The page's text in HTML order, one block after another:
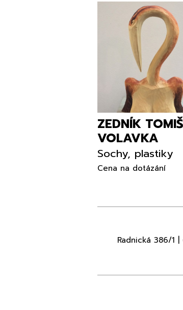
ZEDNÍK
VOLAVKA
Sochy, plastiky
Cena na dotázání
Radnická 386/1